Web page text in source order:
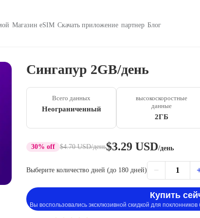
Магазин eSIM Скачать приложение партнер Блог
Сингапур 2GB/день
Всего данных
Неограниченный
высокоскоростные
данные
2ГБ
30% off $4.70 USD/день$3.29 USD/день
Выберите количество дней (до 180 дней) − 1
Купить
Вы воспользовались эксклюзивной скидкой для